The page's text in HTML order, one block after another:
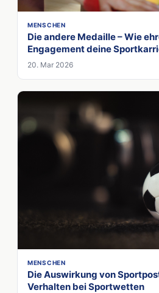
MENSCHEN
Die andere Medaille – Wie
Engagement deine
20. Mar 2026
MENSCHEN
Die Auswirkung von
Verhalten bei Sportwetten